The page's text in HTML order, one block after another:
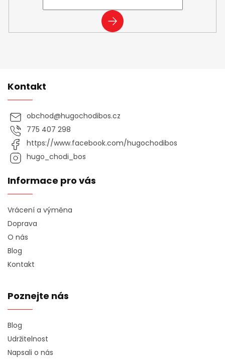
PŘIHLÁSIT
SE
Kontakt
obchod@hugochodibos.cz
775 407 298
https://www.facebook.com/hugochodibos
hugo_chodi_bos
Informace pro vás
Vrácení a výměna
Doprava
O nás
Blog
Kontakt
Poznejte nás
Blog
Udržitelnost
Napsali o nás